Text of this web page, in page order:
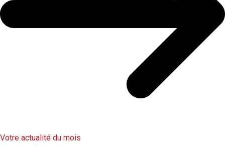
Votre actualité du mois